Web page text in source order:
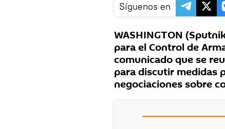
Síguenos en
WASHINGTON
para el Control de
comunicado que se
para discutir medidas
negociaciones sobre